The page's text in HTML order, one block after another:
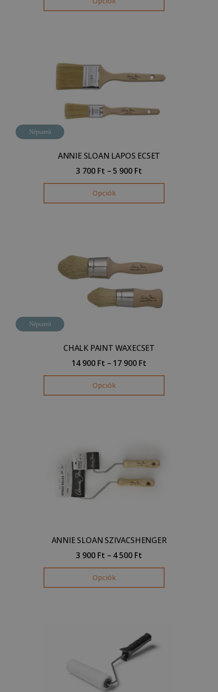
Népszerű
ANNIE SLOAN LAPOS ECSET
3 700 Ft –5 900 Ft
Opciók
Népszerű
CHALK PAINT WAXECSET
14 900 Ft – 17 900 Ft
Opciók
ANNIE SLOAN SZIVACSHENGER
3 900 Ft – 4 500 Ft
Opciók